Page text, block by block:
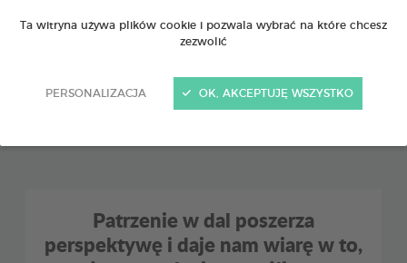
Ta witryna używa plików cookie i pozwala wybrać na które chcesz
zezwolić
PERSONALIZACJA OK, AKCEPTUJĘ WSZYSTKO
NASZE PODEJŚCIE
|
PRZEDSTAWIAMY NASZE 3 FILARY STRATEGII
Patrzenie w dal poszerza
perspektywę i daje nam wiarę w to,